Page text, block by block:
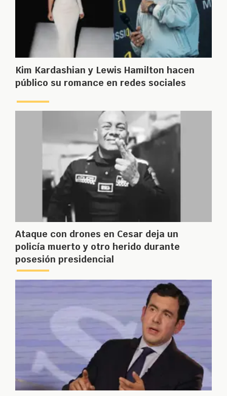
Kim Kardashian y Lewis Hamilton hacen
público su romance en redes sociales
Ataque con drones en Cesar deja un
policía muerto y otro herido durante
posesión presidencial